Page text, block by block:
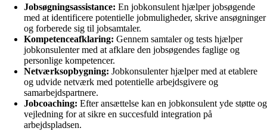
Jobsøgningsassistance: En jobkonsulent hjælper jobsøgende
med at identificere potentielle jobmuligheder, skrive ansøgninger
og forberede sig til jobsamtaler.
Kompetenceafklaring: Gennem samtaler og tests hjælper
jobkonsulenter med at afklare den jobsøgendes faglige og
personlige kompetencer.
Netværksopbygning: Jobkonsulenter hjælper med at etablere
og udvide netværk med potentielle arbejdsgivere og
samarbejdspartnere.
Jobcoaching: Efter ansættelse kan en jobkonsulent yde støtte og
vejledning for at sikre en succesfuld integration på
arbejdspladsen.